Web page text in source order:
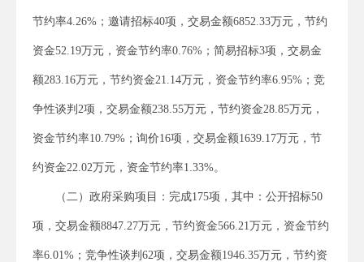
节约率4.26%；邀请招标40项，交易金额6852.33万元，节约
资金52.19万元，资金节约率0.76%；简易招标3项，交易金
额283.16万元，节约资金21.14万元，资金节约率6.95%；竞
争性谈判2项，交易金额238.55万元，节约资金28.85万元，
资金节约率10.79%；询价16项，交易金额1639.17万元，节
约资金22.02万元，资金节约率1.33%。
（二）政府采购项目：完成175项，其中：公开招标50
项，交易金额8847.27万元，节约资金566.21万元，资金节约
率6.01%；竞争性谈判62项，交易金额1946.35万元，节约资